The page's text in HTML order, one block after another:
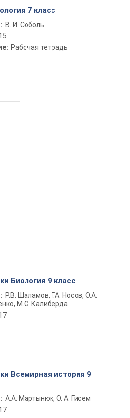
7 класс
В. И. Соболь
Рабочая тетрадь
Биология 9 класс
Р.В. Шаламов, Г.А. Носов, О.А.
М.С. Калиберда
Всемирная история 9
А.А. Мартынюк, О. А. Гисем